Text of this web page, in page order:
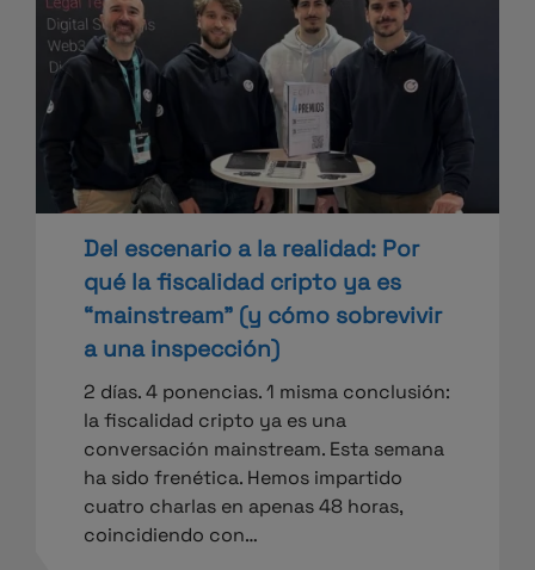
Del escenario a la realidad: Por
qué la fiscalidad cripto ya es
“mainstream” (y cómo sobrevivir
a una inspección)
2 días. 4 ponencias. 1 misma conclusión:
la fiscalidad cripto ya es una
conversación mainstream. Esta semana
ha sido frenética. Hemos impartido
cuatro charlas en apenas 48 horas,
coincidiendo con…